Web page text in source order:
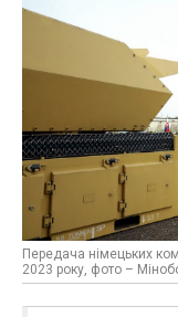
Передача німецьких
2023 року, фото –